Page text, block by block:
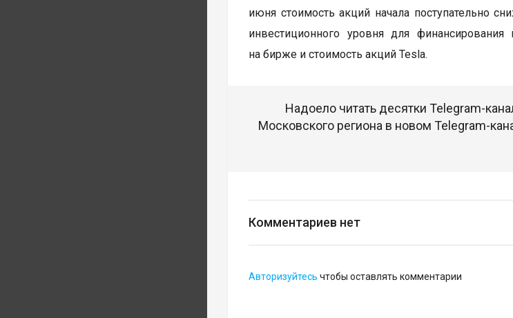
июня стоимость акций начала поступательно
инвестиционного уровня для
на бирже и стоимость акций Tesla.
Надоело читать десятки Telegram-
Московского региона в новом Telegram-
Комментариев нет
Авторизуйтесь чтобы оставлять комментарии